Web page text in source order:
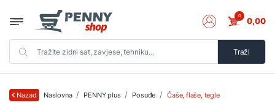
Traži
0 0,00
Nazad Naslovna PENNY plus Posuđe Čaše, flaše, tegle